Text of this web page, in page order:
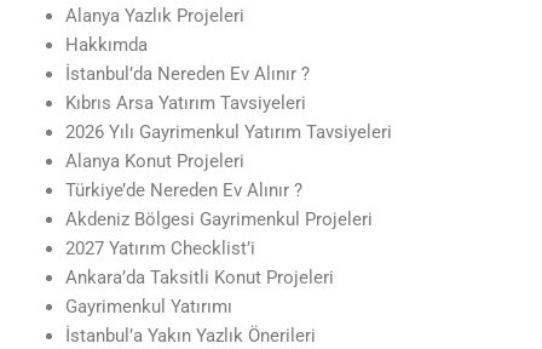
Alanya Yazlık Projeleri
Hakkımda
İstanbul’da Nereden Ev Alınır ?
Kıbrıs Arsa Yatırım Tavsiyeleri
2026 Yılı Gayrimenkul Yatırım Tavsiyeleri
Alanya Konut Projeleri
Türkiye’de Nereden Ev Alınır ?
Akdeniz Bölgesi Gayrimenkul Projeleri
2027 Yatırım Checklist’i
Ankara’da Taksitli Konut Projeleri
Gayrimenkul Yatırımı
İstanbul’a Yakın Yazlık Önerileri